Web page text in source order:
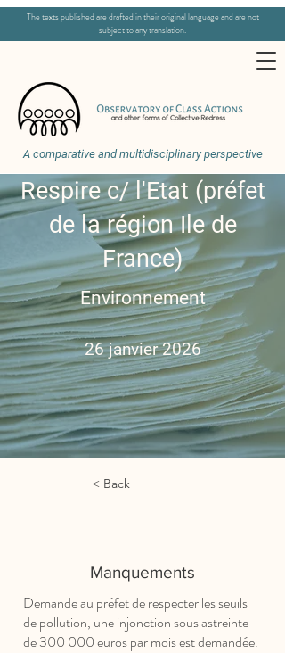
A comparative and multidisciplinary perspective
The texts published are drafted in their original language and are not
subject to any translation.
Respire c/ l'Etat (préfet
de la région Ile de
France)
Environnement
26 janvier 2026
< Back
Manquements
Demande au préfet de respecter les seuils
de pollution, une injonction sous astreinte
de 300 000 euros par mois est demandée.